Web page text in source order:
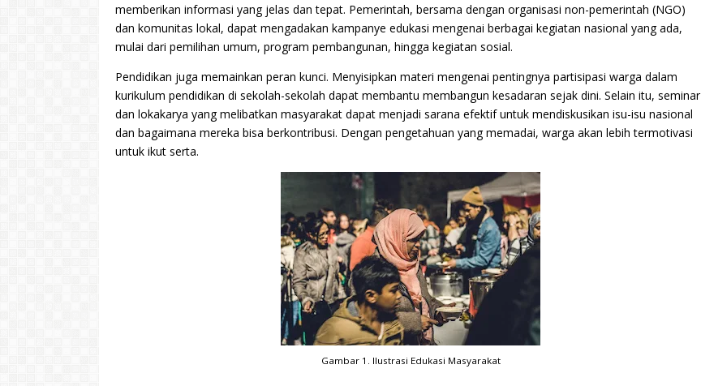
memberikan informasi yang jelas dan tepat. Pemerintah, bersama dengan organisasi non-pemerintah (NGO)
dan komunitas lokal, dapat mengadakan kampanye edukasi mengenai berbagai kegiatan nasional yang ada,
mulai dari pemilihan umum, program pembangunan, hingga kegiatan sosial.
Pendidikan juga memainkan peran kunci. Menyisipkan materi mengenai pentingnya partisipasi warga dalam
kurikulum pendidikan di sekolah-sekolah dapat membantu membangun kesadaran sejak dini. Selain itu, seminar
dan lokakarya yang melibatkan masyarakat dapat menjadi sarana efektif untuk mendiskusikan isu-isu nasional
dan bagaimana mereka bisa berkontribusi. Dengan pengetahuan yang memadai, warga akan lebih termotivasi
untuk ikut serta.
Gambar 1. Ilustrasi Edukasi Masyarakat